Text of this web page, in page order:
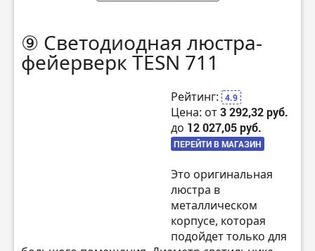
⑨ Светодиодная люстра-
фейерверк TESN 711
Рейтинг: 4.9
Цена: от3 292,32 руб.
до 12 027,05 руб.
ПЕРЕЙТИ В МАГАЗИН
Это оригинальная
люстра в
металлическом
корпусе, которая
подойдет только для